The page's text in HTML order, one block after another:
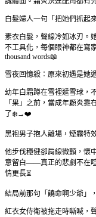
白髮婦人一句「把她們抓起
素衣白髮，聲線冷如冰刃。
不工具化，每個眼神都在寫
thousand words📖
雪夜回憶殺：原來初遇是她
幼年白霜蹲在雪裡遞雪球，
「果」之前，當成年顧炎
了❄️→❤️
黑袍男子抱人離場，煙霧特
他步伐穩健卻肩線微顫，懷
意留白——真正的悲劇不在
情更長⏳
結局前那句「饒命啊少爺」
紅衣女侍衛被拖走時嘶喊，